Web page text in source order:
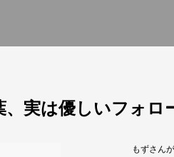
実は優しいフォロ
もずさん